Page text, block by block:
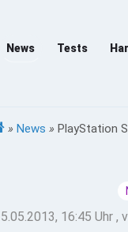
News Tests
» News » PlayStation
16:45 Uhr ,